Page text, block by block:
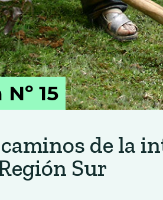
15
de la
Sur